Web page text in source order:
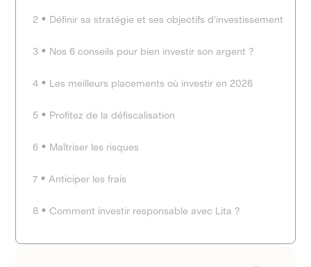
2 Définir sa stratégie et ses objectifs d'investissement
3 Nos 6 conseils pour bien investir son argent ?
4 Les meilleurs placements où investir en 2026
5 Profitez de la défiscalisation
6 Maîtriser les risques
7 Anticiper les frais
8 Comment investir responsable avec Lita ?